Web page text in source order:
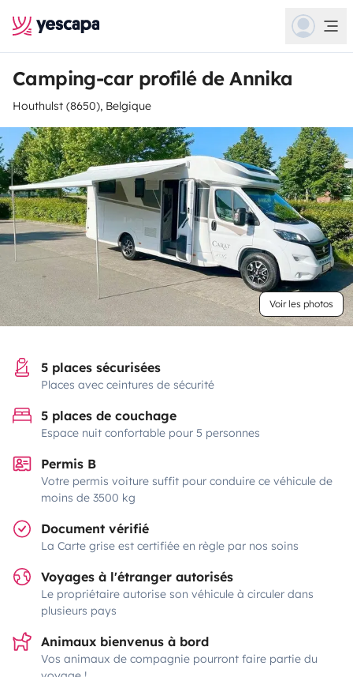
Camping-car profilé de Annika
Houthulst (8650), Belgique
Voir les photos
5 places sécurisées
Places avec ceintures de sécurité
5 places de couchage
Espace nuit confortable pour 5 personnes
Permis B
Votre permis voiture suffit pour conduire ce véhicule de
moins de 3500 kg
Document vérifié
La Carte grise est certifiée en règle par nos soins
Voyages à l'étranger autorisés
Le propriétaire autorise son véhicule à circuler dans
plusieurs pays
Animaux bienvenus à bord
Vos animaux de compagnie pourront faire partie du